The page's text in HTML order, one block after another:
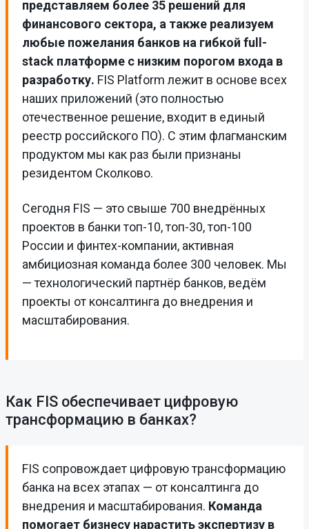
представляем более 35 решений для
финансового сектора, а также реализуем
любые пожелания банков на гибкой full-
stack платформе с низким порогом входа в
разработку. FIS Platform лежит в основе всех
наших приложений (это полностью
отечественное решение, входит в единый
реестр российского ПО). С этим флагманским
продуктом мы как раз были признаны
резидентом Сколково.
Сегодня FIS — это свыше 700 внедрённых
проектов в банки топ-10, топ-30, топ-100
России и финтех-компании, активная
амбициозная команда более 300 человек. Мы
— технологический партнёр банков, ведём
проекты от консалтинга до внедрения и
масштабирования.
Как FIS обеспечивает цифровую
трансформацию в банках?
FIS сопровождает цифровую трансформацию
банка на всех этапах — от консалтинга до
внедрения и масштабирования. Команда
помогает бизнесу нарастить экспертизу в